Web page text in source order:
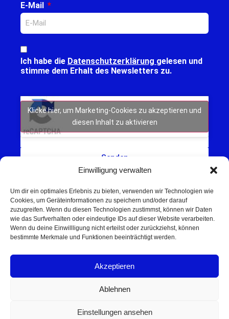
Einwilligung verwalten
Um dir ein optimales Erlebnis zu bieten, verwenden wir Technologien wie
Cookies, um Geräteinformationen zu speichern und/oder darauf
zuzugreifen. Wenn du diesen Technologien zustimmst, können wir Daten
wie das Surfverhalten oder eindeutige IDs auf dieser Website verarbeiten.
Wenn du deine Einwillligung nicht erteilst oder zurückziehst, können
bestimmte Merkmale und Funktionen beeinträchtigt werden.
Akzeptieren
Ablehnen
Einstellungen ansehen
Schweinfurt NEWS – Aktuelle Nachrichten,
Umgebung.
E-Mail
Ich habe die Datenschutzerklärung gelesen und
stimme dem Erhalt des Newsletters zu.
Klicke hier, um Marketing-Cookies zu akzeptieren und
diesen Inhalt zu aktivieren
Senden